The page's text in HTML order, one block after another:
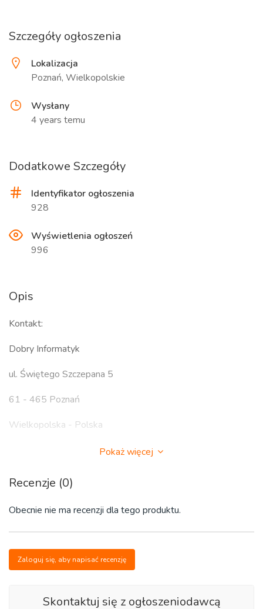
Szczegóły ogłoszenia
Lokalizacja
Poznań, Wielkopolskie
Wysłany
4 years temu
Dodatkowe Szczegóły
Identyfikator ogłoszenia
928
Wyświetlenia ogłoszeń
996
Opis
Kontakt:
Dobry Informatyk
ul. Świętego Szczepana 5
61 - 465 Poznań
Wielkopolska - Polska
WWW: dobryinformatykpoznan.pl
FS:
www.facebook.com/dobryinformatykpoznan/
NIE ODPOWIADAM NA WIADOMOŚCI Z PORTALÓW i
SMS - tylko i wyłącznie połączenie głosowe - zadzwoń i
Pokaż więcej
Recenzje (0)
Obecnie nie ma recenzji dla tego produktu.
Zaloguj się, aby napisać recenzję
Skontaktuj się z ogłoszeniodawcą